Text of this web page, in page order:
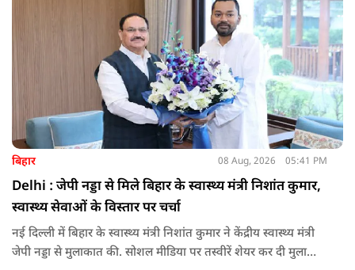
बिहार 08 Aug, 2026 05:41 PM
Delhi : जेपी नड्डा से मिले बिहार के स्वास्थ्य मंत्री निशांत कुमार,
स्वास्थ्य सेवाओं के विस्तार पर चर्चा
नई दिल्ली में बिहार के स्वास्थ्य मंत्री निशांत कुमार ने केंद्रीय स्वास्थ्य मंत्री
जेपी नड्डा से मुलाकात की. सोशल मीडिया पर तस्वीरें शेयर कर दी मुलाकात